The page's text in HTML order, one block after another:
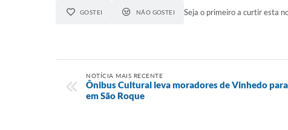
GOSTEI NÃO GOSTEI Seja o primeiro a curtir esta
NOTÍCIA MAIS RECENTE
Ônibus Cultural leva moradores de Vinhedo
em São Roque